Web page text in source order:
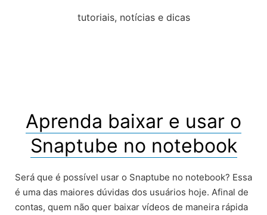
tutoriais, notícias e dicas
Aprenda baixar e usar o
Snaptube no notebook
Será que é possível usar o Snaptube no notebook? Essa
é uma das maiores dúvidas dos usuários hoje. Afinal de
contas, quem não quer baixar vídeos de maneira rápida